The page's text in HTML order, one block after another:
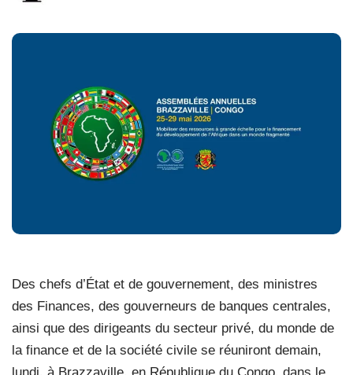
Des chefs d’État et de gouvernement, des ministres
des Finances, des gouverneurs de banques centrales,
ainsi que des dirigeants du secteur privé, du monde de
la finance et de la société civile se réuniront demain,
lundi, à Brazzaville, en République du Congo, dans le